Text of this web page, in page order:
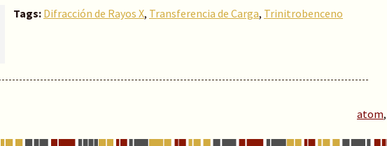
Tags: Difracción de Rayos X, Transferencia de Carga, Trinitrobenceno
atom,